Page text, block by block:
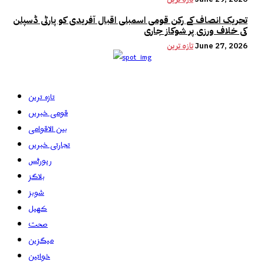
تحریک انصاف کے رکن قومی اسمبلی اقبال آفریدی کو پارٹی ڈسپلن
کی خلاف ورزی پر شوکاز جاری
تازہ ترینJune 27, 2026
تازہ ترین
قومی خبریں
بین الاقوامی
تجارتی خبریں
رپورٹس
بلاگز
شوبز
کھیل
صحت
میگزین
خواتین